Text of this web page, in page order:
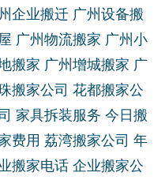
企业搬迁 广州设备搬
广州物流搬家 广州小
搬家 广州增城搬家 广
搬家公司 花都搬家公
家具拆装服务 今日搬
费用 荔湾搬家公司 年
搬家电话 企业搬家公